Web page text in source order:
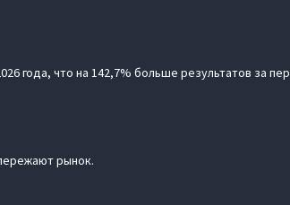
года, что на 142,7% больше результатов за
рынок.